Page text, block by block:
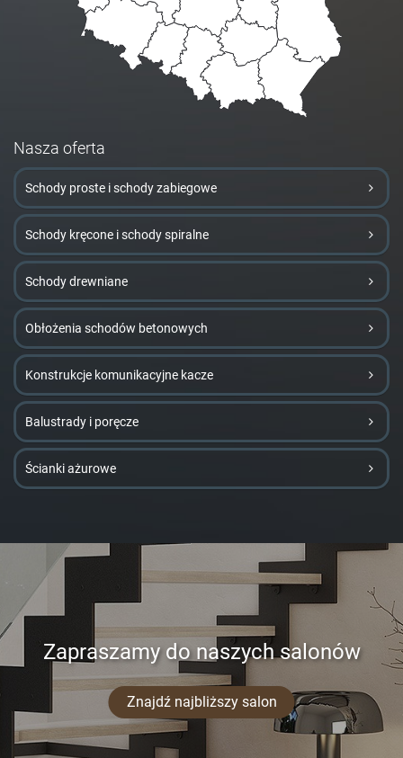
Nasza oferta
Schody proste i schody zabiegowe
Schody kręcone i schody spiralne
Schody drewniane
Obłożenia schodów betonowych
Konstrukcje komunikacyjne kacze
Balustrady i poręcze
Ścianki ażurowe
Zapraszamy do naszych salonów
Znajdź najbliższy salon